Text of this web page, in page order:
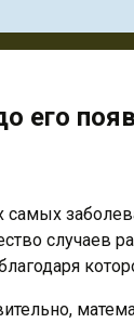
его
случаев